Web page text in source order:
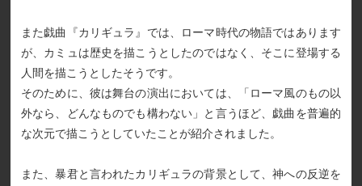
また戯曲『カリギュラ』では、ローマ時代の物語ではあります
が、カミュは歴史を描こうとしたのではなく、そこに登場する
人間を描こうとしたそうです。
そのために、彼は舞台の演出においては、「ローマ風のもの以
外なら、どんなものでも構わない」と言うほど、戯曲を普遍的
な次元で描こうとしていたことが紹介されました。
また、暴君と言われたカリギュラの背景として、神への反逆を